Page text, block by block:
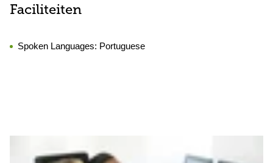
Faciliteiten
Spoken Languages: Portuguese